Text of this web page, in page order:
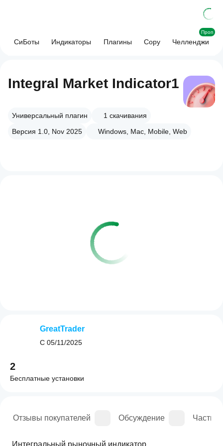
СиБоты Индикаторы Плагины Copy Челленджи
Проп
Integral Market Indicator1
Универсальный плагин 1 скачивания
Версия 1.0, Nov 2025
Windows, Mac, Mobile, Web
Отзывы покупателей Обсуждение Частые
Интегральный рыночный индикатор
GreatTrader
С 05/11/2025
2
Бесплатные установки